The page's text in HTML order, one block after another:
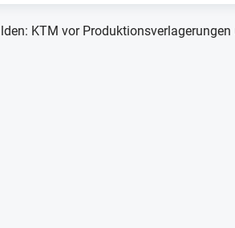
KTM vor